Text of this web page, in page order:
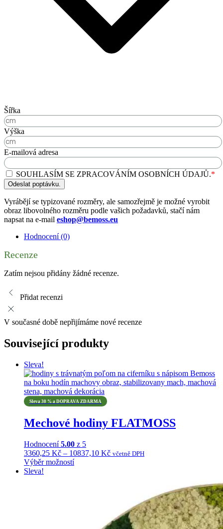
Šířka
Výška
E-mailová adresa
SOUHLASÍM SE ZPRACOVÁNÍM OSOBNÍCH ÚDAJŮ.*
Odeslat poptávku.
Vyrábějí se typizované rozměry, ale samozřejmě je možné vyrobit
obraz libovolného rozměru podle vašich požadavků, stačí nám
napsat na e-mail eshop@bemoss.eu
Hodnocení (0)
Recenze
Zatím nejsou přidány žádné recenze.
Přidat recenzi
V současné době nepřijímáme nové recenze
Související produkty
Sleva!
Sleva 30 % a DOPRAVA ZDARMA
Mechové hodiny FLATMOSS
Hodnocení5.00 z 5
3360,25 Kč – 10837,10 KčRozpětí
včetně DPH
Výběr možností
Tento
Sleva!